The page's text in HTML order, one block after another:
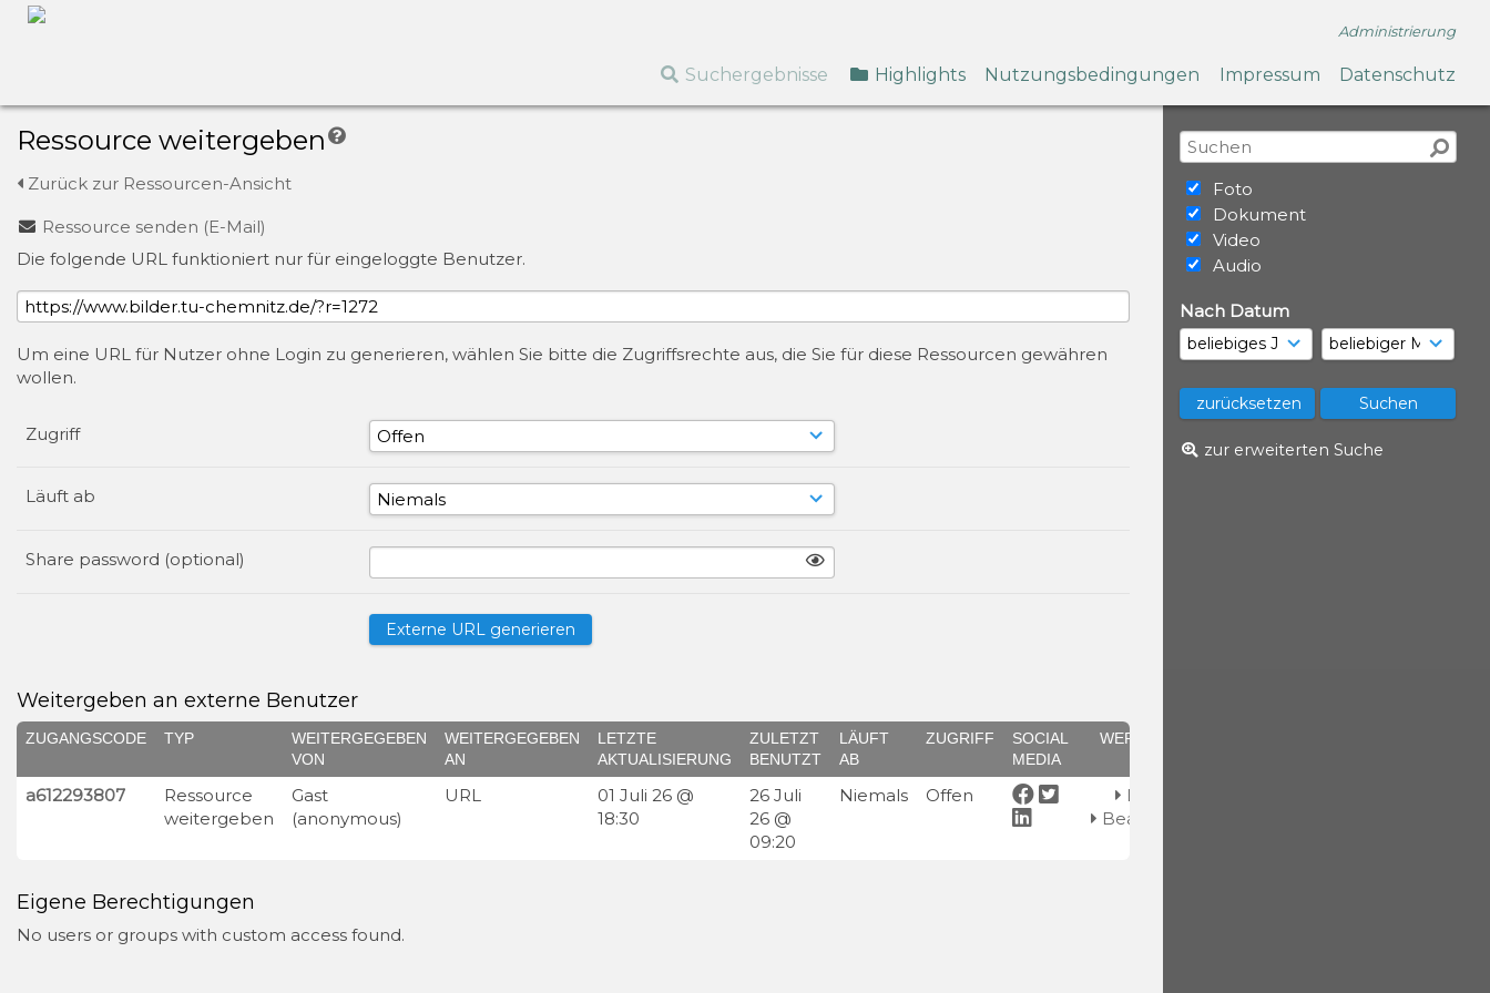
Administrierung
Suchergebnisse Highlights Nutzungsbedingungen Impressum Datenschutz
Foto
Dokument
Video
Audio
Nach Datum
zur erweiterten Suche
Ressource weitergeben
Zurück zur Ressourcen-Ansicht
Ressource senden (E-Mail)
Die folgende URL funktioniert nur für eingeloggte Benutzer.
Um eine URL für Nutzer ohne Login zu generieren, wählen Sie bitte die Zugriffsrechte aus, die Sie für diese Ressourcen gewähren
wollen.
Zugriff
Läuft ab
Share password (optional)
Weitergeben an externe Benutzer
ZUGANGSCODE TYP
WEITERGEGEBEN
VON
WEITERGEGEBEN
AN
LETZTE
AKTUALISIERUNG
ZULETZT
BENUTZT
LÄUFT
AB
ZUGRIFF
SOCIAL
MEDIA
WERKZEUGE
a612293807
Ressource
weitergeben
Gast
(anonymous)
URL
01 Juli 26 @
18:30
26 Juli
26 @
09:20
Niemals Offen
Löschen
Bearbeiten
Eigene Berechtigungen
No users or groups with custom access found.